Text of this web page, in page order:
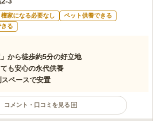
檀家になる必要なし
ペット供養できる
る
」から徒歩約5分の好立地
も安心の永代供養
ペースで安置
コメント・口コミを見る